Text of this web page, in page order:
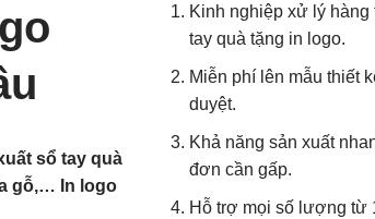
sổ tay quà
gỗ,… In logo
Kinh nghiệp xử lý hàng
tay quà tặng in logo.
Miễn phí lên mẫu thiết
duyệt.
Khả năng sản xuất
đơn cần gấp.
Hỗ trợ mọi số lượng từ